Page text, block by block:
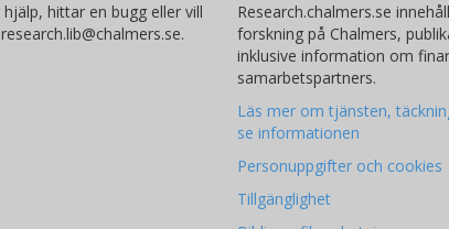
hittar en bugg eller vill
Research.chalmers.se
forskning på Chalmers,
inklusive information om
samarbetspartners.
Läs mer om tjänsten,
se informationen
Personuppgifter och cookies
Tillgänglighet